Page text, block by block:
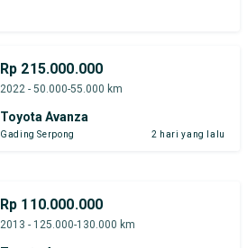
Rp 215.000.000
2022 - 50.000-55.000 km
Toyota Avanza
Gading Serpong 2 hari yang lalu
Rp 110.000.000
2013 - 125.000-130.000 km